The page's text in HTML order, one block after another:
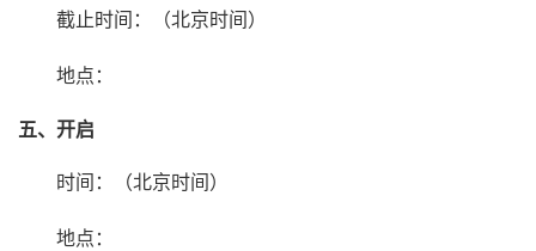
截止时间：（北京时间）
地点：
五、开启
时间：（北京时间）
地点：